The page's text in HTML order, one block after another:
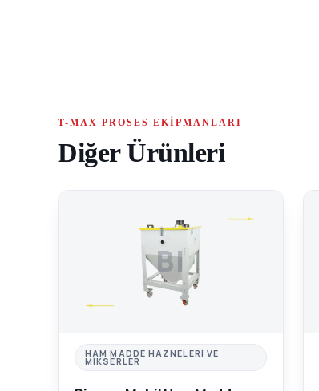
T-MAX PROSES EKIPMANLARI
Diğer Ürünleri
BI
HAM MADDE HAZNELERI VE
MIKSERLER